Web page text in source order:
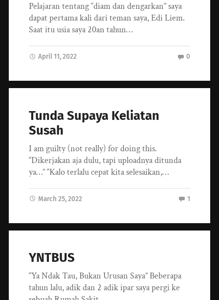
Pelajaran tentang “diam dan dengarkan” saya
dapat pertama kali dari teman saya, Edi Liem.
Saat itu usia saya 20an tahun…
April 11, 2022 0
Tunda Supaya Keliatan
Susah
I am guilty (not really) for doing this.
“Dikerjakan aja dulu, tapi uploadnya ditunda
ya…” “Kalo terlalu cepat kita selesaikan,…
March 25, 2022 1
YNTBUS
“Ya Ndak Tau, Bukan Urusan Saya” Beberapa
tahun lalu, adik dan 2 adik ipar saya pergi ke